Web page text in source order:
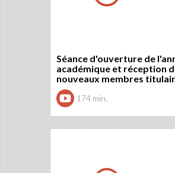
Séance d'ouverture de
académique et réception
nouveaux membres
174 min.